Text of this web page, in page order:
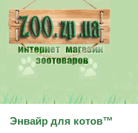
Энвайр для котов™